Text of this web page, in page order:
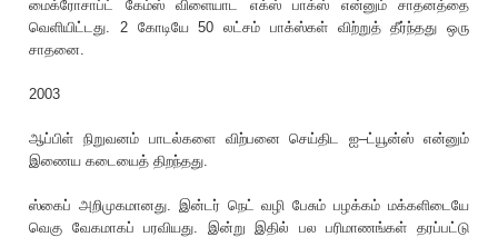
மைக்ரோசாப்ட் கேம்ஸ் விளையாட எக்ஸ் பாக்ஸ் என்னும் சாதனத்தை
வெளியிட்டது. 2 கோடியே 50 லட்சம் பாக்ஸ்கள் விற்றுத் தீர்ந்தது ஒரு
சாதனை.
2003
ஆப்பிள் நிறுவனம் பாடல்களை விற்பனை செய்திட ஐ–ட்யூன்ஸ் என்னும்
இணைய கடையைத் திறந்தது.
ஸ்கைப் அறிமுகமானது. இன்டர் நெட் வழி பேசும் பழக்கம் மக்களிடையே
வெகு வேகமாகப் பரவியது. இன்று இதில் பல பரிமாணங்கள் தரப்பட்டு